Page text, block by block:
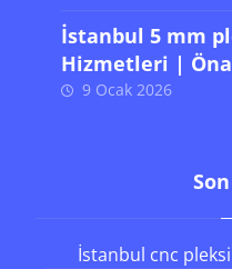
İstanbul 5 mm
Hizmetleri |
9 Ocak 2026
İstanbul cnc